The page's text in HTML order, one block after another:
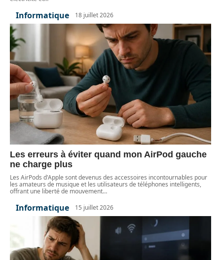
Informatique 18 juillet 2026
Les erreurs à éviter quand mon AirPod gauche
ne charge plus
Les AirPods d'Apple sont devenus des accessoires incontournables pour
les amateurs de musique et les utilisateurs de téléphones intelligents,
offrant une liberté de mouvement…
Informatique 15 juillet 2026